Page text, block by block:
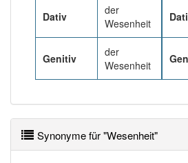
Dativ
der
Wesenheit
Genitiv
der
Wesenheit
Synonyme für "Wesenheit"